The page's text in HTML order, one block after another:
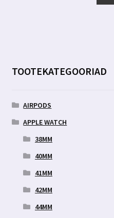
TOOTEKATEGOORIAD
AIRPODS
APPLE WATCH
38MM
40MM
41MM
42MM
44MM